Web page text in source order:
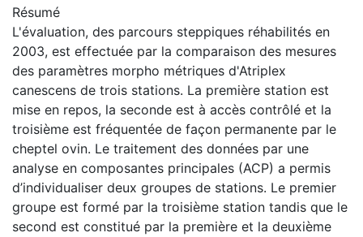
Résumé
L'évaluation, des parcours steppiques réhabilités en
2003, est effectuée par la comparaison des mesures
des paramètres morpho métriques d'Atriplex
canescens de trois stations. La première station est
mise en repos, la seconde est à accès contrôlé et la
troisième est fréquentée de façon permanente par le
cheptel ovin. Le traitement des données par une
analyse en composantes principales (ACP) a permis
d’individualiser deux groupes de stations. Le premier
groupe est formé par la troisième station tandis que le
second est constitué par la première et la deuxième